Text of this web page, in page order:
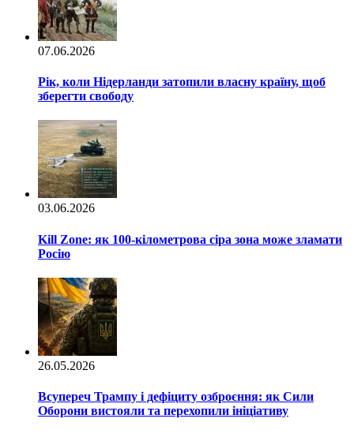
07.06.2026
Рік, коли Нідерланди затопили власну країну, щоб
зберегти свободу
03.06.2026
Kill Zone: як 100-кілометрова сіра зона може зламати
Росію
26.05.2026
Всупереч Трампу і дефіциту озброєння: як Сили
Оборони вистояли та перехопили ініціативу